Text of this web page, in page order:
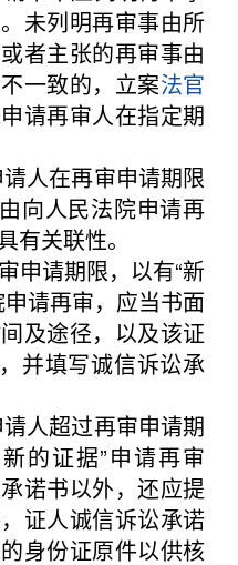
未列明再审事由所
者主张的再审事由
一致的，立案法官
请再审人在指定期
人在再审申请期限
向人民法院申请再
有关联性。
请期限，以有“新
请再审，应当书面
及途径，以及该证
并填写诚信诉讼承
人超过再审申请期
的证据”申请再审
诺书以外，还应提
证人诚信诉讼承诺
身份证原件以供核